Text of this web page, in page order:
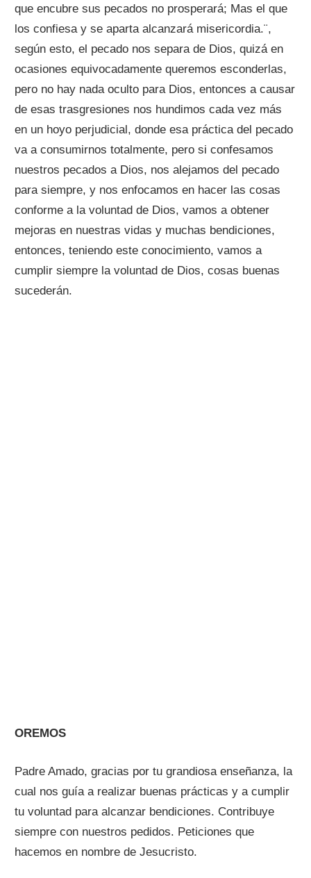
que encubre sus pecados no prosperará; Mas el que
los confiesa y se aparta alcanzará misericordia.¨,
según esto, el pecado nos separa de Dios, quizá en
ocasiones equivocadamente queremos esconderlas,
pero no hay nada oculto para Dios, entonces a causar
de esas trasgresiones nos hundimos cada vez más
en un hoyo perjudicial, donde esa práctica del pecado
va a consumirnos totalmente, pero si confesamos
nuestros pecados a Dios, nos alejamos del pecado
para siempre, y nos enfocamos en hacer las cosas
conforme a la voluntad de Dios, vamos a obtener
mejoras en nuestras vidas y muchas bendiciones,
entonces, teniendo este conocimiento, vamos a
cumplir siempre la voluntad de Dios, cosas buenas
sucederán.
OREMOS
Padre Amado, gracias por tu grandiosa enseñanza, la
cual nos guía a realizar buenas prácticas y a cumplir
tu voluntad para alcanzar bendiciones. Contribuye
siempre con nuestros pedidos. Peticiones que
hacemos en nombre de Jesucristo.